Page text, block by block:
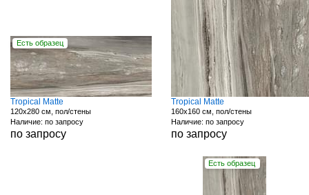
Есть образец
Tropical Matte
120x280 см, пол/стены
Наличие: по запросу
по запросу
Tropical Matte
160x160 см, пол/стены
Наличие: по запросу
по запросу
Есть образец